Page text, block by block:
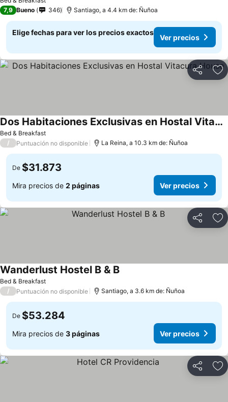
7,9 Bueno 346 Santiago, a 4.4 km de: Ñuñoa
Elige fechas para ver los precios exactos
Ver precios
Compartir
Bed & Breakfast
Dos Habitaciones Exclusivas en Hostal Vitacura House
/ Puntuación no disponible La Reina, a 10.3 km de: Ñuñoa
De $31.873
Mira precios de 2 páginas Ver precios
Compartir
Bed & Breakfast
Wanderlust Hostel B & B
/ Puntuación no disponible Santiago, a 3.6 km de: Ñuñoa
De $53.284
Mira precios de 3 páginas Ver precios
Compartir